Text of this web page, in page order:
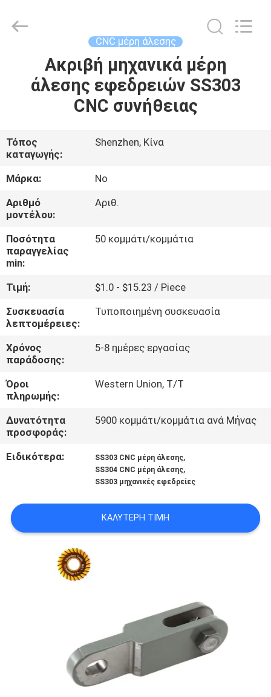
ΠΡΟΪΌΝΤΑ
ΣΧΕΤΙΚΆ
ΜΕ
ΕΜΆΣ
ΕΠΙΣΚΈΨΕΙΣ
ΣΤΟ
ΕΡΓΟΣΤΆΣΙΟ
ΠΟΙΌΤΗΤΑΣ
ΕΠΙΚΟΙΝΩΝΉΣΤΕ
ΜΑΖΊ
ΜΑΣ
ΕΙΔΉΣΕΙΣ
ΜΙΑ
ΠΡΟΣΦΟΡΆ
ΧΆΡΤΗΣ
ΙΣΤΟΣΕΛΊΔΑΣ
ΑΠΟΡΡΉΤΟΥ
Tuofa
Technology
CNC μέρη άλεσης
Ακριβή μηχανικά μέρη
άλεσης εφεδρειών SS303
CNC συνήθειας
Τόπος
καταγωγής:
Shenzhen, Κίνα
Μάρκα:
No
Αριθμό
μοντέλου:
Αριθ.
Ποσότητα
παραγγελίας
min:
50 κομμάτι/κομμάτια
Τιμή:
$1.0 - $15.23 / Piece
Συσκευασία
λεπτομέρειες:
Τυποποιημένη συσκευασία
Χρόνος
παράδοσης:
5-8 ημέρες εργασίας
Όροι
πληρωμής:
Western Union, T/T
Δυνατότητα
προσφοράς:
5900 κομμάτι/κομμάτια ανά Μήνας
Ειδικότερα: SS303 CNC μέρη άλεσης,
SS304 CNC μέρη άλεσης,
SS303 μηχανικές εφεδρείες
ΚΑΛΎΤΕΡΗ ΤΙΜΉ